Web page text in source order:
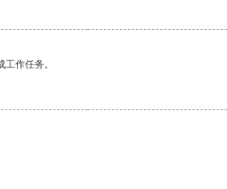
作任务。